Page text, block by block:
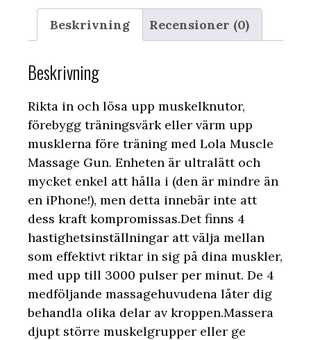
Beskrivning Recensioner (0)
Beskrivning
Rikta in och lösa upp muskelknutor,
förebygg träningsvärk eller värm upp
musklerna före träning med Lola Muscle
Massage Gun. Enheten är ultralätt och
mycket enkel att hålla i (den är mindre än
en iPhone!), men detta innebär inte att
dess kraft kompromissas.Det finns 4
hastighetsinställningar att välja mellan
som effektivt riktar in sig på dina muskler,
med upp till 3000 pulser per minut. De 4
medföljande massagehuvudena låter dig
behandla olika delar av kroppen.Massera
djupt större muskelgrupper eller ge